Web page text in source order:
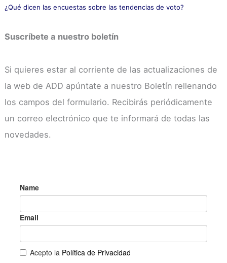
¿Qué dicen las encuestas sobre las tendencias de voto?
Suscríbete a nuestro boletín
Si quieres estar al corriente de las actualizaciones de
la web de ADD apúntate a nuestro Boletín rellenando
los campos del formulario. Recibirás periódicamente
un correo electrónico que te informará de todas las
novedades.